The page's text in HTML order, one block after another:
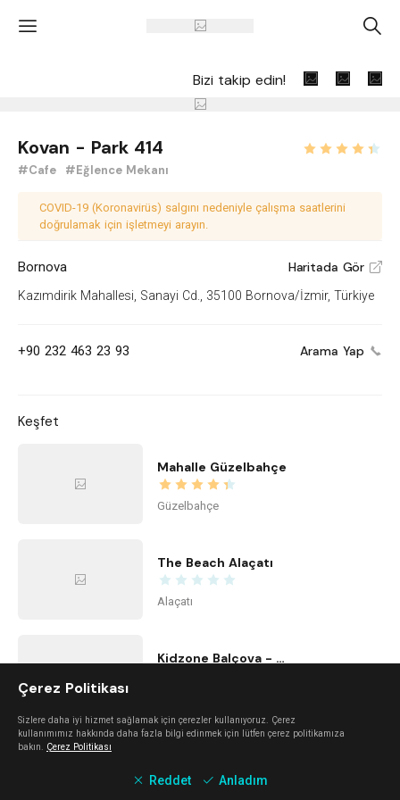
' A
Bizi takip edin!
Kovan - Park 414
#Cafe #Eğlence Mekanı
COVID-19 (Koronavirüs) salgını nedeniyle çalışma saatlerini
doğrulamak için işletmeyi arayın.
Bornova Haritada Gör V
Kazımdirik Mahallesi, Sanayi Cd., 35100 Bornova/İzmir, Türkiye
+90 232 463 23 93 Arama Yap
Keşfet
Mahalle Güzelbahçe
Güzelbahçe
The Beach Alaçatı
Alaçatı
Kidzone Balçova - Çocuk Gelişim ve Aktivite Merkezi
Çerez Politikası
Sizlere daha iyi hizmet sağlamak için çerezler kullanıyoruz. Çerez
kullanımımız hakkında daha fazla bilgi edinmek için lütfen çerez politikamıza
bakın. Çerez Politikası
Reddet Anladım